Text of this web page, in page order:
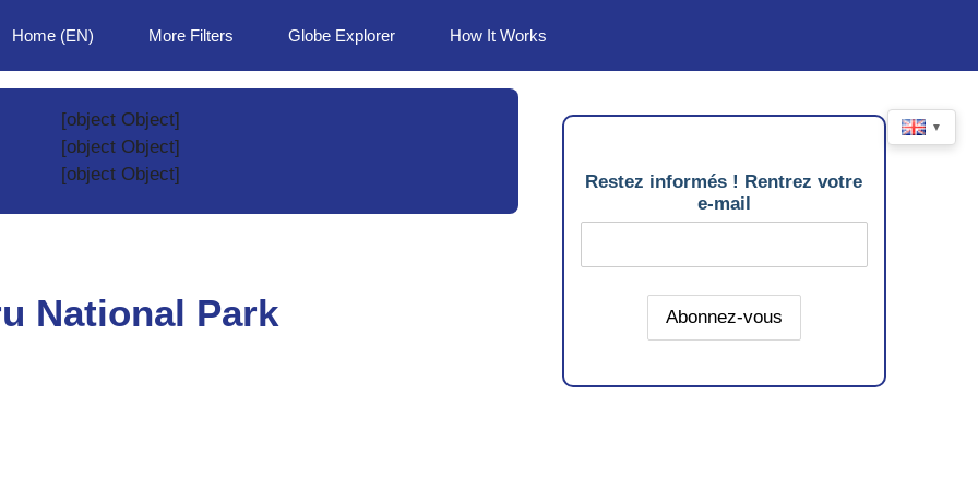
Home (EN) More Filters Globe Explorer How It Works
▼
[object Object]
[object Object]
[object Object]
National Park
Restez informés ! Rentrez votre
e-mail